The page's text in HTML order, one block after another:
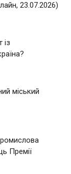
23.07.2026)
із
міський
Премії